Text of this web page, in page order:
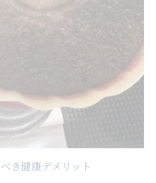
を見極めるポイント
を防ぐ日常の工夫紹介
取リスクに注意しよう
ったコーヒー摂取法
コーヒー生活の知恵
れを防ぐための実践術
避ける飲み方のコツ
ヒーの正しい関係
ーヒータイムの工夫
き健康デメリット